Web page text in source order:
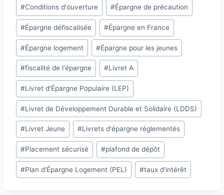
#Conditions d'ouverture #Épargne de précaution
#Épargne défiscalisée #Épargne en France
#Épargne logement #Épargne pour les jeunes
#fiscalité de l'épargne #Livret A
#Livret d'Épargne Populaire (LEP)
#Livret de Développement Durable et Solidaire (LDDS)
#Livret Jeune #Livrets d'épargne réglementés
#Placement sécurisé #plafond de dépôt
#Plan d'Épargne Logement (PEL) #taux d'intérêt